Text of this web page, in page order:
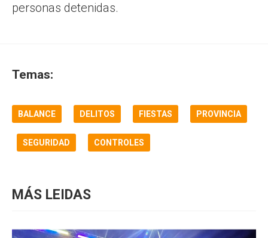
personas detenidas.
Temas:
BALANCE DELITOS FIESTAS PROVINCIA
SEGURIDAD CONTROLES
MÁS LEIDAS